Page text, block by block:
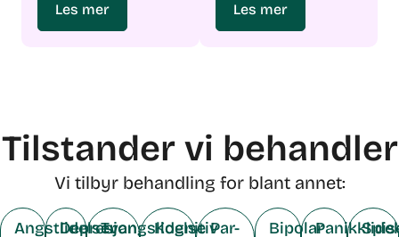
Les mer Les mer
Tilstander vi behandler
Vi tilbyr behandling for blant annet:
Angstlidelser
DepresjonTvangslidelse
KognitivPar-
Bipolar